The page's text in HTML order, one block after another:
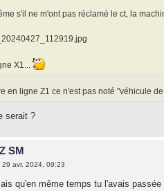
s'il ne m'ont pas réclamé le ct, la
X1...
en ligne Z1 ce n'est pas noté "véhicule
serait ?
SM
29 avr. 2024, 09:23
qu'en même temps tu l'avais passée